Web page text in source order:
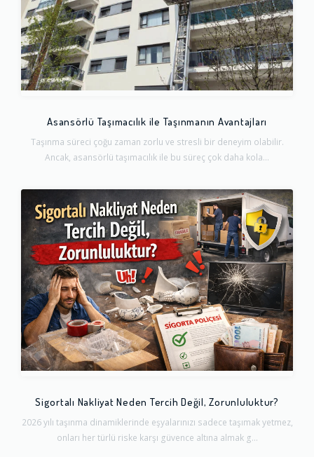
Asansörlü Taşımacılık ile Taşınmanın Avantajları
Taşınma süreci çoğu zaman zorlu ve stresli bir deneyim olabilir.
Ancak, asansörlü taşımacılık ile bu süreç çok daha kola...
Sigortalı Nakliyat Neden Tercih Değil, Zorunluluktur?
2026 yılı taşınma dinamiklerinde eşyalarınızı sadece taşımak yetmez,
onları her türlü riske karşı güvence altına almak g...